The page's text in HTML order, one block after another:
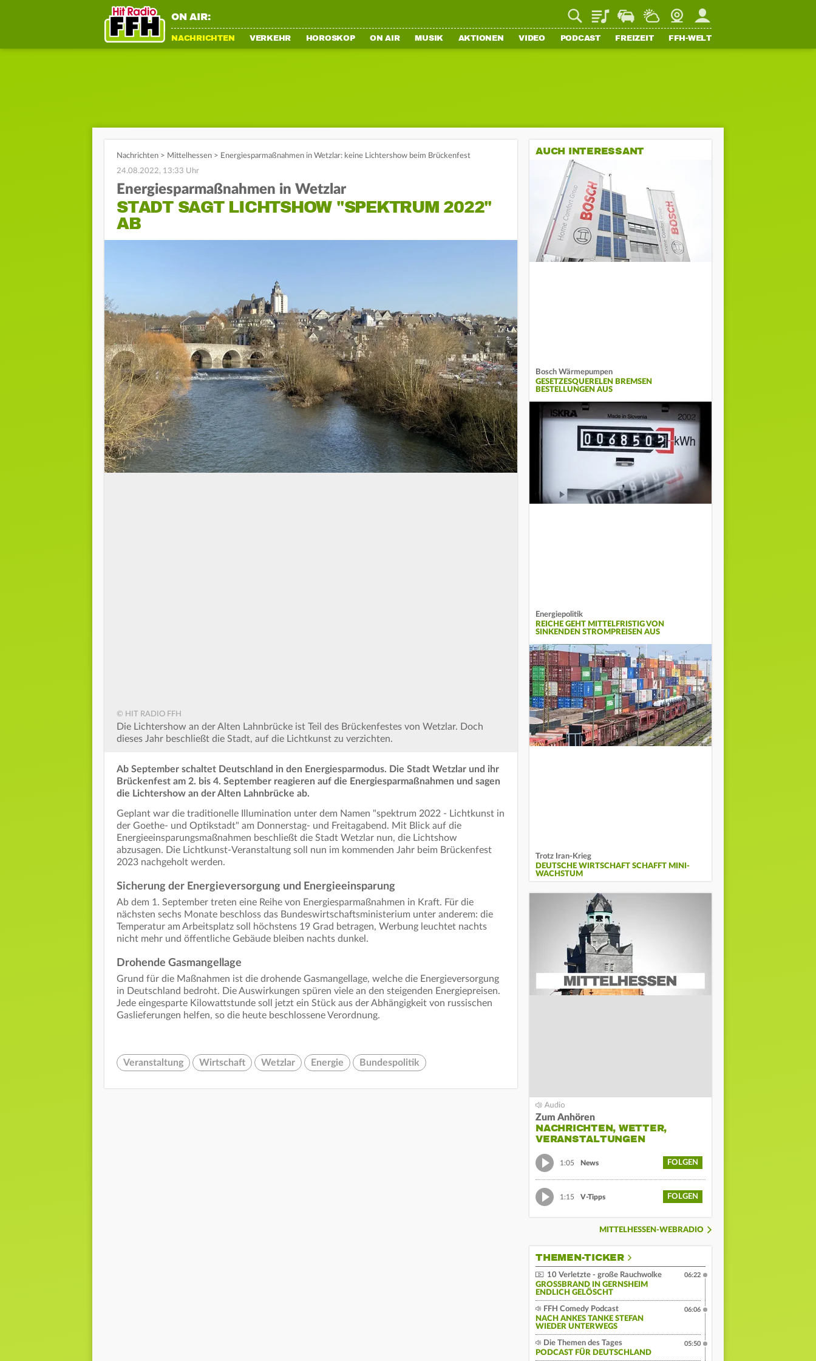
ON AIR: PlaylistStaupilotWetterWebcamMein FFH
NACHRICHTEN VERKEHR HOROSKOP ON AIR MUSIK AKTIONEN VIDEO PODCAST FREIZEIT FFH-WELT
Nachrichten > Mittelhessen > Energiesparmaßnahmen in Wetzlar: keine Lichtershow beim Brückenfest
24.08.2022, 13:33 Uhr
Energiesparmaßnahmen in Wetzlar
STADT SAGT LICHTSHOW "SPEKTRUM 2022"
AB
© HIT RADIO FFH
Die Lichtershow an der Alten Lahnbrücke ist Teil des Brückenfestes von Wetzlar. Doch
dieses Jahr beschließt die Stadt, auf die Lichtkunst zu verzichten.
Ab September schaltet Deutschland in den Energiesparmodus. Die Stadt Wetzlar und ihr
Brückenfest am 2. bis 4. September reagieren auf die Energiesparmaßnahmen und sagen
die Lichtershow an der Alten Lahnbrücke ab.
Geplant war die traditionelle Illumination unter dem Namen "spektrum 2022 - Lichtkunst in
der Goethe- und Optikstadt" am Donnerstag- und Freitagabend. Mit Blick auf die
Energieeinsparungsmaßnahmen beschließt die Stadt Wetzlar nun, die Lichtshow
abzusagen. Die Lichtkunst-Veranstaltung soll nun im kommenden Jahr beim Brückenfest
2023 nachgeholt werden.
Sicherung der Energieversorgung und Energieeinsparung
Ab dem 1. September treten eine Reihe von Energiesparmaßnahmen in Kraft. Für die
nächsten sechs Monate beschloss das Bundeswirtschaftsministerium unter anderem: die
Temperatur am Arbeitsplatz soll höchstens 19 Grad betragen, Werbung leuchtet nachts
nicht mehr und öffentliche Gebäude bleiben nachts dunkel.
Drohende Gasmangellage
Grund für die Maßnahmen ist die drohende Gasmangellage, welche die Energieversorgung
in Deutschland bedroht. Die Auswirkungen spüren viele an den steigenden Energiepreisen.
Jede eingesparte Kilowattstunde soll jetzt ein Stück aus der Abhängigkeit von russischen
Gaslieferungen helfen, so die heute beschlossene Verordnung.
Veranstaltung Wirtschaft Wetzlar Energie Bundespolitik
AUCH INTERESSANT
Bosch Wärmepumpen
GESETZESQUERELEN BREMSEN
BESTELLUNGEN AUS
Energiepolitik
REICHE GEHT MITTELFRISTIG VON
SINKENDEN STROMPREISEN AUS
Trotz Iran-Krieg
DEUTSCHE WIRTSCHAFT SCHAFFT MINI-
WACHSTUM
Zum Anhören
NACHRICHTEN, WETTER,
VERANSTALTUNGEN
1:05 News FOLGEN
1:15 V-Tipps FOLGEN
MITTELHESSEN-WEBRADIO
THEMEN-TICKER
10 Verletzte - große Rauchwolke
GROSSBRAND IN GERNSHEIM E
NDLICH GELÖSCHT
06:22
FFH Comedy Podcast
NACH ANKES TANKE STEFAN
WIEDER UNTERWEGS
06:06
Die Themen des Tages
PODCAST FÜR DEUTSCHLAND
05:50